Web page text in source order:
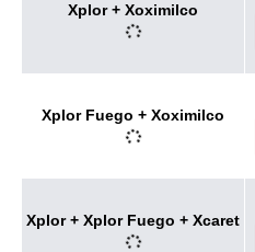
Xplor + Xoximilco
Xplor Fuego + Xoximilco
Xplor + Xplor Fuego + Xcaret